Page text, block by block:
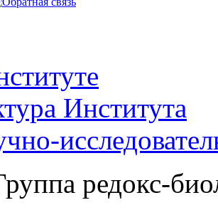
Института
редокс-